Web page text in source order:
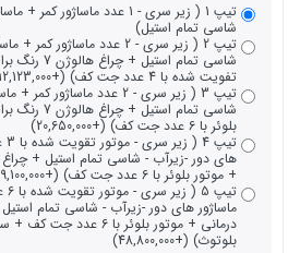
تیپ 1 ( زیر سری - 1 عدد ماساژور
شاسی تمام استیل)
تیپ 2 ( زیر سری - 2 عدد
شاسی تمام
تفویت شده با 4 عدد جت کف) (+12,123,000)
تیپ 3 ( زیر سری - 2 عدد
شاسی تمام
بلوئر با 6 عدد جت کف) (+20,650,000)
های دور -زیرآب - شاسی تمام استیل + چراغ
+ موتور بلوئر با 6 عدد جت کف) (+29,100,000)
ماساژور های دور -زیرآب - شاسی تمام
درمانی + موتور بلوئر با
بلوتوث) (+48,800,000)